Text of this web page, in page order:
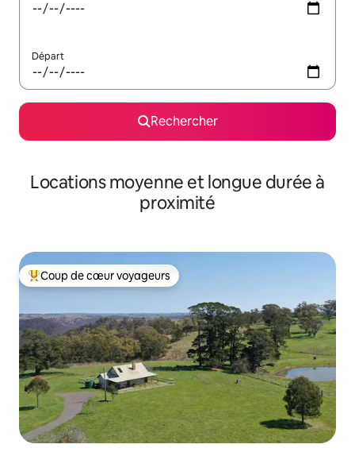
Départ
Rechercher
Locations moyenne et longue durée à
proximité
Coups de cœur voyageurs les plus appréciés
Coup de cœur voyageurs